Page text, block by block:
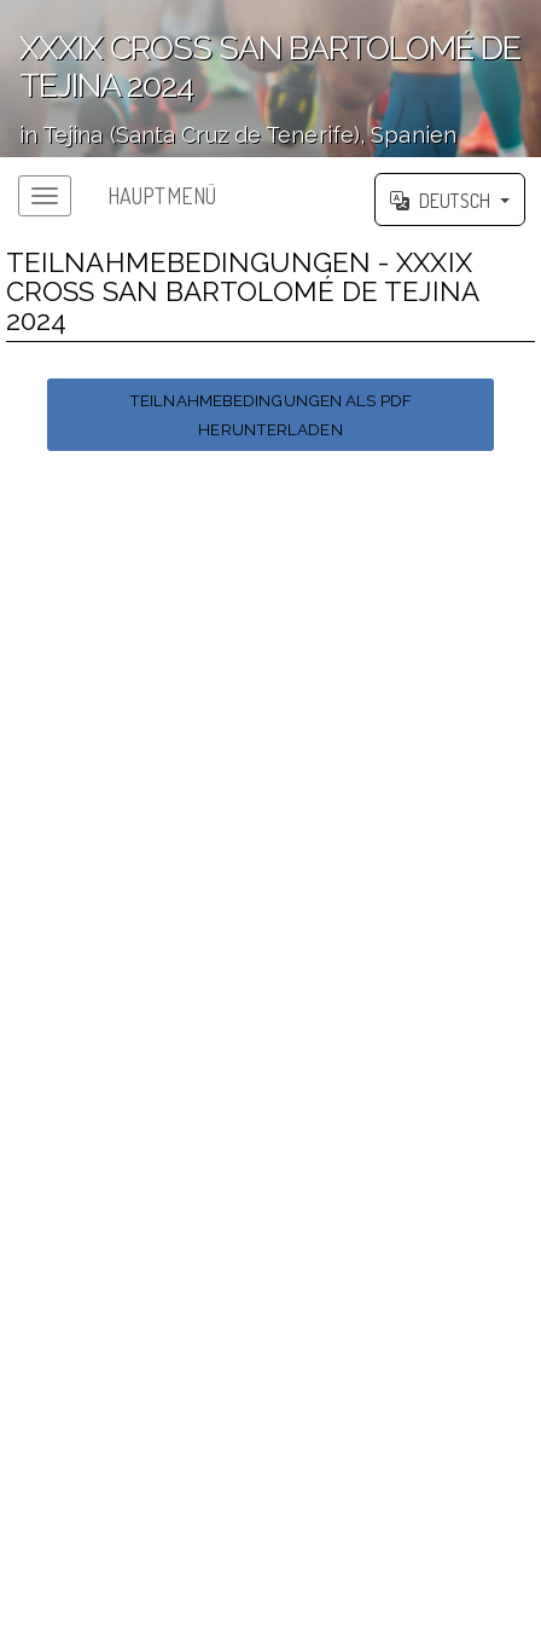
XXXIX CROSS SAN BARTOLOMÉ DE
TEJINA 2024
in Tejina (Santa Cruz de Tenerife), Spanien
HAUPTMENÜ DEUTSCH
TEILNAHMEBEDINGUNGEN - XXXIX
CROSS SAN BARTOLOMÉ DE TEJINA
2024
TEILNAHMEBEDINGUNGEN ALS PDF
HERUNTERLADEN